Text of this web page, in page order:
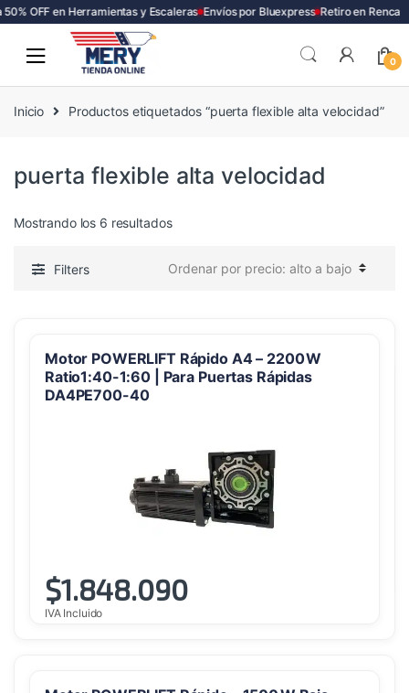
OFF en Herramientas y Escaleras Envíos por Bluexpress Retiro en Renca
0
Inicio Productos etiquetados “puerta flexible alta velocidad”
puerta flexible alta velocidad
Mostrando los 6 resultadosOrdenado
precio:
Filters
Motor POWERLIFT Rápido A4 – 2200 W
Ratio1:40-1:60 | Para Puertas Rápidas
DA4PE700-40
$1.848.090
IVA Incluido